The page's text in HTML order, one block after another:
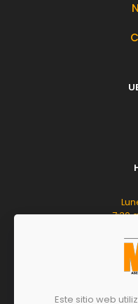
7:30
8:00
Este sitio web